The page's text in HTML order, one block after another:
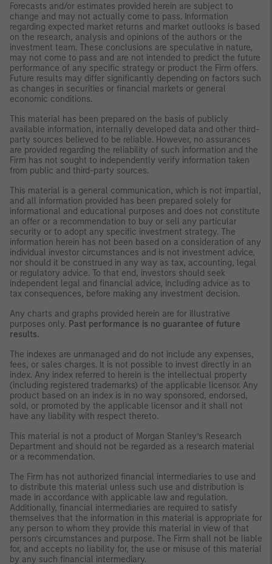
Forecasts and/or estimates provided herein are subject to
change and may not actually come to pass. Information
regarding expected market returns and market outlooks is based
on the research, analysis and opinions of the authors or the
investment team. These conclusions are speculative in nature,
may not come to pass and are not intended to predict the future
performance of any specific strategy or product the Firm offers.
Future results may differ significantly depending on factors such
as changes in securities or financial markets or general
economic conditions.
This material has been prepared on the basis of publicly
available information, internally developed data and other third-
party sources believed to be reliable. However, no assurances
are provided regarding the reliability of such information and the
Firm has not sought to independently verify information taken
from public and third-party sources.
This material is a general communication, which is not impartial,
and all information provided has been prepared solely for
informational and educational purposes and does not constitute
an offer or a recommendation to buy or sell any particular
security or to adopt any specific investment strategy. The
information herein has not been based on a consideration of any
individual investor circumstances and is not investment advice,
nor should it be construed in any way as tax, accounting, legal
or regulatory advice. To that end, investors should seek
independent legal and financial advice, including advice as to
tax consequences, before making any investment decision.
Any charts and graphs provided herein are for illustrative
purposes only. Past performance is no guarantee of future
results.
The indexes are unmanaged and do not include any expenses,
fees, or sales charges. It is not possible to invest directly in an
index. Any index referred to herein is the intellectual property
(including registered trademarks) of the applicable licensor. Any
product based on an index is in no way sponsored, endorsed,
sold, or promoted by the applicable licensor and it shall not
have any liability with respect thereto.
This material is not a product of Morgan Stanley’s Research
Department and should not be regarded as a research material
or a recommendation.
The Firm has not authorized financial intermediaries to use and
to distribute this material unless such use and distribution is
made in accordance with applicable law and regulation.
Additionally, financial intermediaries are required to satisfy
themselves that the information in this material is appropriate for
any person to whom they provide this material in view of that
person’s circumstances and purpose. The Firm shall not be liable
for, and accepts no liability for, the use or misuse of this material
by any such financial intermediary.